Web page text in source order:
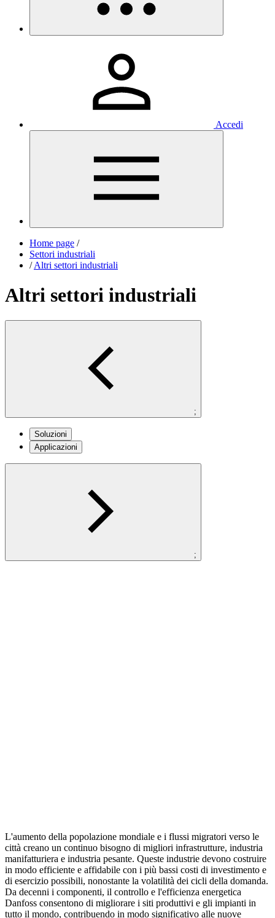
Accedi
Home page /
Settori industriali
/ Altri settori industriali
Altri settori industriali
;
Soluzioni
Applicazioni
;
L'aumento della popolazione mondiale e i flussi migratori verso le
città creano un continuo bisogno di migliori infrastrutture, industria
manifatturiera e industria pesante. Queste industrie devono costruire
in modo efficiente e affidabile con i più bassi costi di investimento e
di esercizio possibili, nonostante la volatilità dei cicli della domanda.
Da decenni i componenti, il controllo e l'efficienza energetica
Danfoss consentono di migliorare i siti produttivi e gli impianti in
tutto il mondo, contribuendo in modo significativo alle nuove